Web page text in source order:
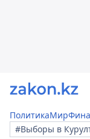
ПолитикаМир
#Выборы в